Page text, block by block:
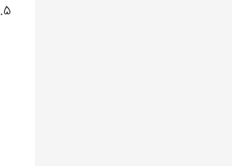
5. صفحه جدید باز شده به صورت زیر پر شود و سپس روی ok کلیک کنید.